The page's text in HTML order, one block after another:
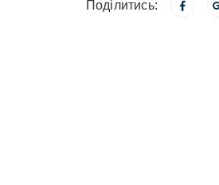
Поділитись: